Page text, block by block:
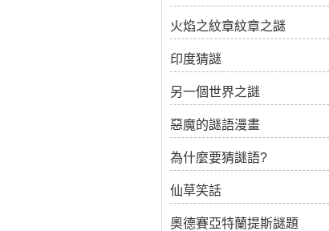
火焰之紋章紋章之謎
印度猜謎
另一個世界之謎
惡魔的謎語漫畫
為什麼要猜謎語?
仙草笑話
奧德賽亞特蘭提斯謎題